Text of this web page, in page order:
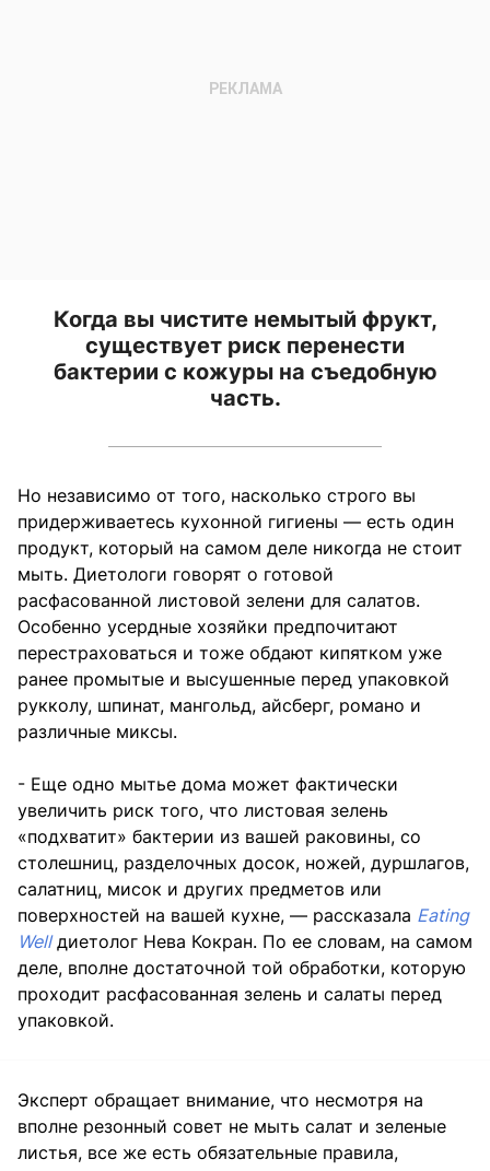
Когда вы чистите немытый фрукт,
существует риск перенести
бактерии с кожуры на съедобную
часть.
Но независимо от того, насколько строго вы
придерживаетесь кухонной гигиены — есть один
продукт, который на самом деле никогда не стоит
мыть. Диетологи говорят о готовой
расфасованной листовой зелени для салатов.
Особенно усердные хозяйки предпочитают
перестраховаться и тоже обдают кипятком уже
ранее промытые и высушенные перед упаковкой
рукколу, шпинат, мангольд, айсберг, романо и
различные миксы.
- Еще одно мытье дома может фактически
увеличить риск того, что листовая зелень
«подхватит» бактерии из вашей раковины, со
столешниц, разделочных досок, ножей, дуршлагов,
салатниц, мисок и других предметов или
поверхностей на вашей кухне, — рассказала Eating
Wellдиетолог Нева Кокран. По ее словам, на самом
деле, вполне достаточной той обработки, которую
проходит расфасованная зелень и салаты перед
упаковкой.
Эксперт обращает внимание, что несмотря на
вполне резонный совет не мыть салат и зеленые
листья, все же есть обязательные правила,